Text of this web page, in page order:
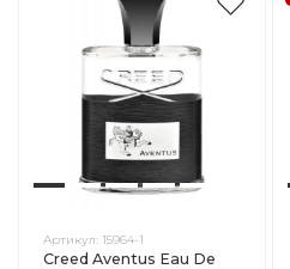
Артикул: 15964-1
Creed Aventus Eau De